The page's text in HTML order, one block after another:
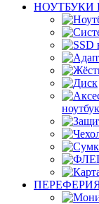
НОУТБУКИ